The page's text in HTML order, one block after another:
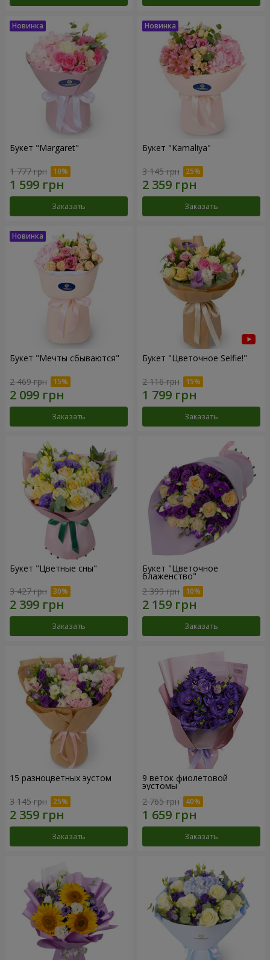
Букет "Margaret"
1 777 грн
Заказать
Букет "Kamaliya"
3 145 грн
Заказать
Букет "Мечты сбываются"
2 469 грн
Заказать
Букет "Цветочное Selfie!"
2 116 грн
Заказать
Букет "Цветные сны"
3 427 грн
Заказать
Букет "Цветочное
блаженство"
2 399 грн
Заказать
15 разноцветных эустом
3 145 грн
Заказать
9 веток фиолетовой
эустомы
2 765 грн
Заказать